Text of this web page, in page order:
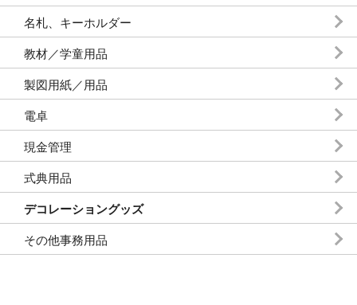
名札、キーホルダー
教材／学童用品
製図用紙／用品
電卓
現金管理
式典用品
デコレーショングッズ
その他事務用品